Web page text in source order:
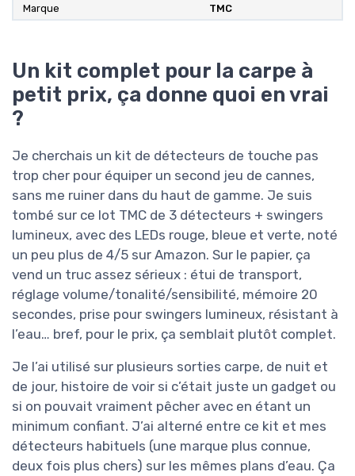
Marque ‎TMC
Un kit complet pour la carpe à
petit prix, ça donne quoi en vrai
?
Je cherchais un kit de détecteurs de touche pas
trop cher pour équiper un second jeu de cannes,
sans me ruiner dans du haut de gamme. Je suis
tombé sur ce lot TMC de 3 détecteurs + swingers
lumineux, avec des LEDs rouge, bleue et verte, noté
un peu plus de 4/5 sur Amazon. Sur le papier, ça
vend un truc assez sérieux : étui de transport,
réglage volume/tonalité/sensibilité, mémoire 20
secondes, prise pour swingers lumineux, résistant à
l’eau… bref, pour le prix, ça semblait plutôt complet.
Je l’ai utilisé sur plusieurs sorties carpe, de nuit et
de jour, histoire de voir si c’était juste un gadget ou
si on pouvait vraiment pêcher avec en étant un
minimum confiant. J’ai alterné entre ce kit et mes
détecteurs habituels (une marque plus connue,
deux fois plus chers) sur les mêmes plans d’eau. Ça